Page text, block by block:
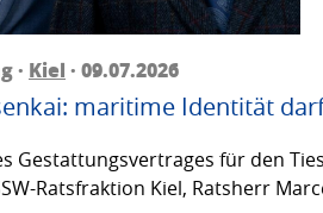
· Kiel · 09.07.2026
maritime Identität
Gestattungsvertrages für den
Ratsfraktion Kiel, Ratsherr